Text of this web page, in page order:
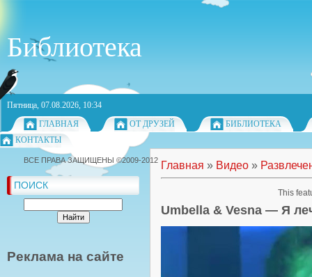
Библиотека
Пятница, 07.08.2026, 10:34
ГЛАВНАЯ
ОТ ДРУЗЕЙ
БИБЛИОТЕКА
КОНТАКТЫ
ПОИСК
Реклама на сайте
Главная » Видео »
Umbella & Vesna — Я
ВСЕ ПРАВА ЗАЩИЩЕНЫ ©2009-2012
This